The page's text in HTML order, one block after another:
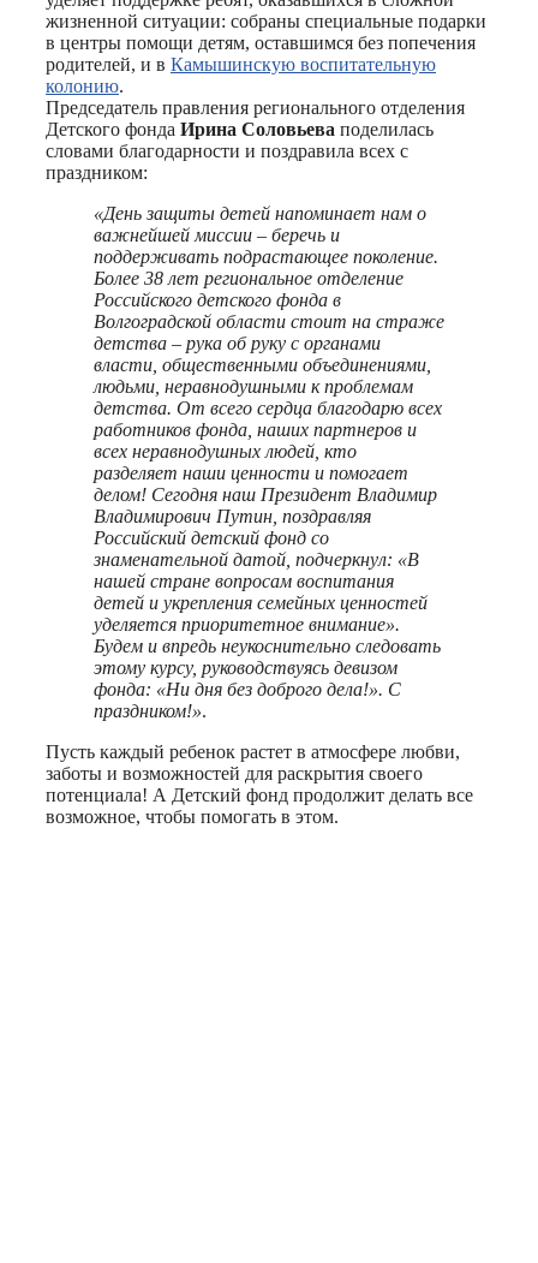
жизненной ситуации: собраны специальные подарки
в центры помощи детям, оставшимся без попечения
родителей, и в Камышинскую воспитательную
колонию.
Председатель правления регионального отделения
Детского фонда Ирина Соловьева поделилась
словами благодарности и поздравила всех с
праздником:
«День защиты детей напоминает нам о
важнейшей миссии – беречь и
поддерживать подрастающее поколение.
Более 38 лет региональное отделение
Российского детского фонда в
Волгоградской области стоит на страже
детства – рука об руку с органами
власти, общественными объединениями,
людьми, неравнодушными к проблемам
детства. От всего сердца благодарю всех
работников фонда, наших партнеров и
всех неравнодушных людей, кто
разделяет наши ценности и помогает
делом! Сегодня наш Президент Владимир
Владимирович Путин, поздравляя
Российский детский фонд со
знаменательной датой, подчеркнул: «В
нашей стране вопросам воспитания
детей и укрепления семейных ценностей
уделяется приоритетное внимание».
Будем и впредь неукоснительно следовать
этому курсу, руководствуясь девизом
фонда: «Ни дня без доброго дела!». С
праздником!».
Пусть каждый ребенок растет в атмосфере любви,
заботы и возможностей для раскрытия своего
потенциала! А Детский фонд продолжит делать все
возможное, чтобы помогать в этом.